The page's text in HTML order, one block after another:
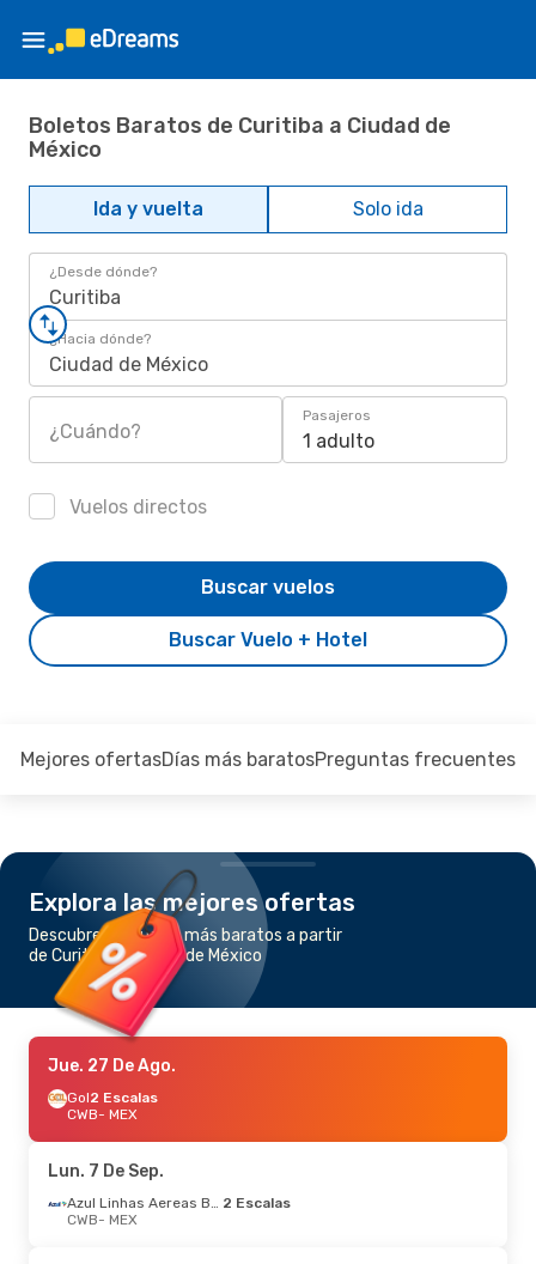
Boletos Baratos de Curitiba a Ciudad de
México
Ida y vuelta Solo ida
¿Desde dónde?
Curitiba
¿Hacia dónde?
Ciudad de México
¿Cuándo?
Pasajeros
1 adulto
Vuelos directos
Buscar Vuelo + Hotel
Buscar vuelos
Mejores ofertasDías más baratosPreguntas frecuentes
Explora las mejores ofertas
Descubre los vuelos más baratos a partir
de Curitiba a Ciudad de México
Jue. 27 De Ago.
Gol2 Escalas
CWB- MEX
Lun. 7 De Sep.
Azul Linhas Aereas Brasileiras 2 Escalas
CWB- MEX